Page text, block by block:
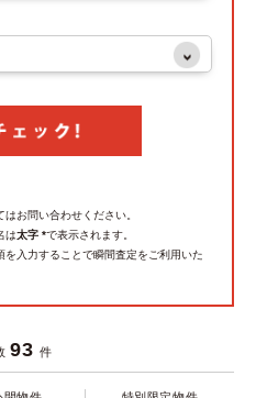
お問い合わせください。
は太字 *で表示されます。
入力することで瞬間査定をご利用いた
93 件